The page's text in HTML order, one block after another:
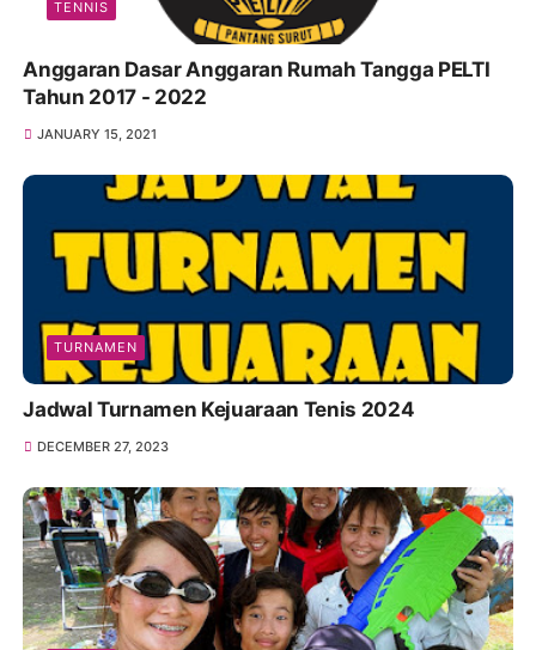
TENNIS
Anggaran Dasar Anggaran Rumah Tangga PELTI
Tahun 2017 - 2022
JANUARY 15, 2021
TURNAMEN
Jadwal Turnamen Kejuaraan Tenis 2024
DECEMBER 27, 2023